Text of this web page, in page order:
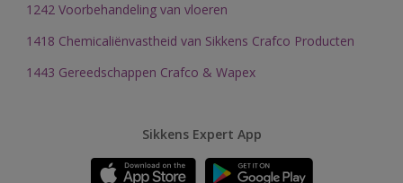
1242 Voorbehandeling van vloeren
1418 Chemicaliënvastheid van Sikkens Crafco Producten
1443 Gereedschappen Crafco & Wapex
Sikkens Expert App